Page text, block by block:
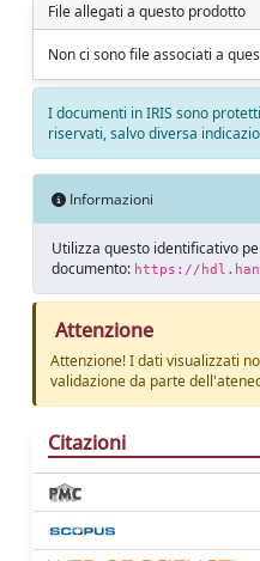
File allegati a questo prodotto
Non ci sono file associati a
I documenti in IRIS sono
riservati, salvo diversa
Informazioni
Utilizza questo identificativo
documento: https://
Attenzione
Attenzione! I dati visualizzati
validazione da parte
Citazioni